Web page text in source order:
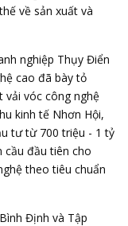
về sản xuất và
nghiệp Thụy Điển
cao đã bày tỏ
vóc công nghệ
kinh tế Nhơn Hội,
tư từ 700 triệu - 1 tỷ
cầu đầu tiên cho
theo tiêu chuẩn
Định và Tập